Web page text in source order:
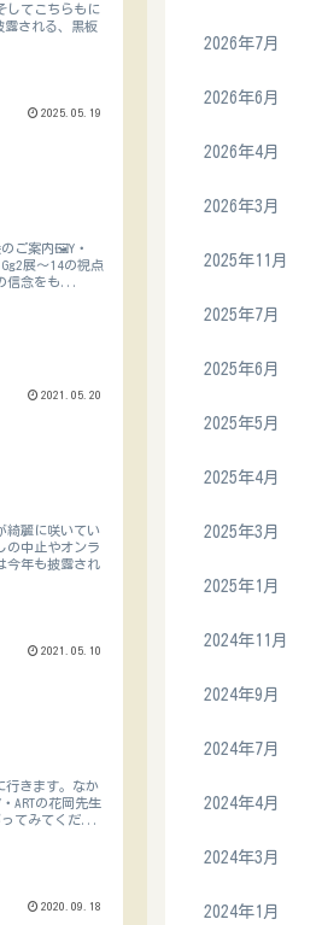
してこちらもに
露される、黒板
2025.05.19
ご案内🖼Y・
展～14の視点
信念をも...
2021.05.20
綺麗に咲いてい
の中止やオンラ
今年も披露され
2021.05.10
きます。なか
ARTの花岡先生
てみてくだ...
2020.09.18
2026年7月
2026年6月
2026年4月
2026年3月
2025年11月
2025年7月
2025年6月
2025年5月
2025年4月
2025年3月
2025年1月
2024年11月
2024年9月
2024年7月
2024年4月
2024年3月
2024年1月